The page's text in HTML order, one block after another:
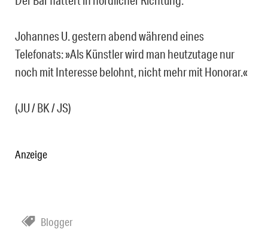
Johannes U. gestern abend während eines
Telefonats: »Als Künstler wird man heutzutage nur
noch mit Interesse belohnt, nicht mehr mit Honorar.«
(JU / BK / JS)
Anzeige
Blogger